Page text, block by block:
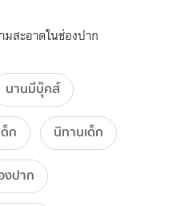
สะอาดในช่องปาก
นานมีบุ๊คส์
ก
นิทานเด็ก
งปาก